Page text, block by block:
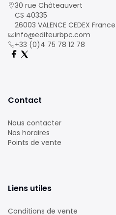
30 rue Châteauvert
CS 40335
26003 VALENCE CEDEX France
info@editeurbpc.com
+33 (0)4 75 78 12 78
Contact
Nous contacter
Nos horaires
Points de vente
Liens utiles
Conditions de vente